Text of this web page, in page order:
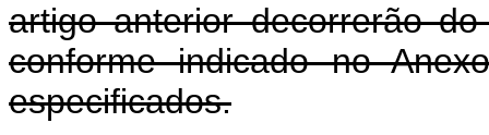
artigo anterior decorrerão
conforme indicado no
especificados.